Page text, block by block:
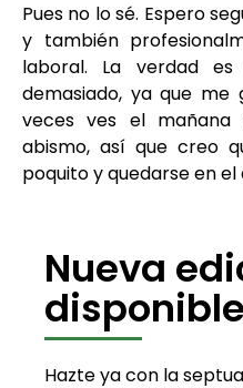
Pues no lo sé. Espero
y también
laboral. La verdad
demasiado, ya que me
veces ves el
abismo, así que creo
poquito y quedarse en el
Nueva
disponible
Hazte ya con la